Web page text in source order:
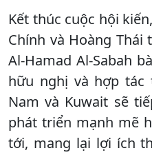
Kết thúc cuộc hội
Chính và Hoàng Thái
Al-Hamad Al-Sabah
hữu nghị và hợp tác
Nam và Kuwait sẽ
phát triển mạnh mẽ
tới, mang lại lợi ích